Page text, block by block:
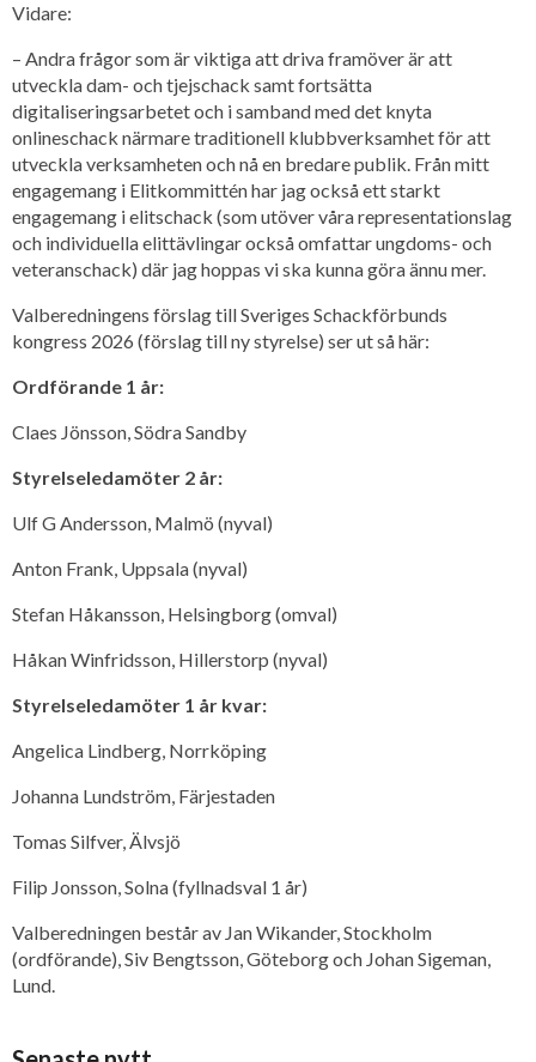
Vidare:
– Andra frågor som är viktiga att driva framöver är att
utveckla dam- och tjejschack samt fortsätta
digitaliseringsarbetet och i samband med det knyta
onlineschack närmare traditionell klubbverksamhet för att
utveckla verksamheten och nå en bredare publik. Från mitt
engagemang i Elitkommittén har jag också ett starkt
engagemang i elitschack (som utöver våra representationslag
och individuella elittävlingar också omfattar ungdoms- och
veteranschack) där jag hoppas vi ska kunna göra ännu mer.
Valberedningens förslag till Sveriges Schackförbunds
kongress 2026 (förslag till ny styrelse) ser ut så här:
Ordförande 1 år:
Claes Jönsson, Södra Sandby
Styrelseledamöter 2 år:
Ulf G Andersson, Malmö (nyval)
Anton Frank, Uppsala (nyval)
Stefan Håkansson, Helsingborg (omval)
Håkan Winfridsson, Hillerstorp (nyval)
Styrelseledamöter 1 år kvar:
Angelica Lindberg, Norrköping
Johanna Lundström, Färjestaden
Tomas Silfver, Älvsjö
Filip Jonsson, Solna (fyllnadsval 1 år)
Valberedningen består av Jan Wikander, Stockholm
(ordförande), Siv Bengtsson, Göteborg och Johan Sigeman,
Lund.